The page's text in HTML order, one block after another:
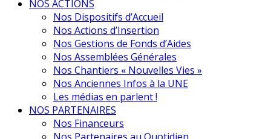
NOS ACTIONS
Nos Dispositifs d’Accueil
Nos Actions d’Insertion
Nos Gestions de Fonds d’Aides
Nos Assemblées Générales
Nos Chantiers « Nouvelles Vies »
Nos Anciennes Infos à la UNE
Les médias en parlent !
NOS PARTENAIRES
Nos Financeurs
Nos Partenaires au Quotidien